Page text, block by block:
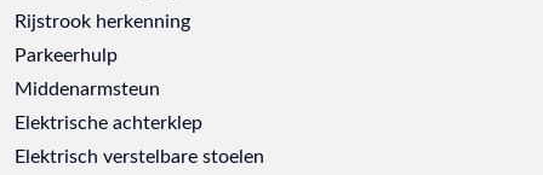
Rijstrook herkenning
Parkeerhulp
Middenarmsteun
Elektrische achterklep
Elektrisch verstelbare stoelen